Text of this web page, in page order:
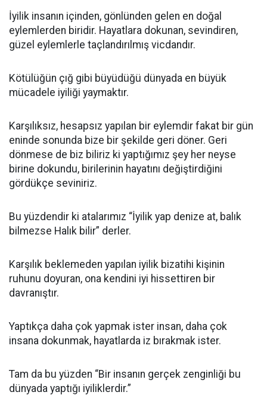
İyilik insanın içinden, gönlünden gelen en doğal
eylemlerden biridir. Hayatlara dokunan, sevindiren,
güzel eylemlerle taçlandırılmış vicdandır.
Kötülüğün çığ gibi büyüdüğü dünyada en büyük
mücadele iyiliği yaymaktır.
Karşılıksız, hesapsız yapılan bir eylemdir fakat bir gün
eninde sonunda bize bir şekilde geri döner. Geri
dönmese de biz biliriz ki yaptığımız şey her neyse
birine dokundu, birilerinin hayatını değiştirdiğini
gördükçe seviniriz.
Bu yüzdendir ki atalarımız “İyilik yap denize at, balık
bilmezse Halık bilir” derler.
Karşılık beklemeden yapılan iyilik bizatihi kişinin
ruhunu doyuran, ona kendini iyi hissettiren bir
davranıştır.
Yaptıkça daha çok yapmak ister insan, daha çok
insana dokunmak, hayatlarda iz bırakmak ister.
Tam da bu yüzden “Bir insanın gerçek zenginliği bu
dünyada yaptığı iyiliklerdir.”